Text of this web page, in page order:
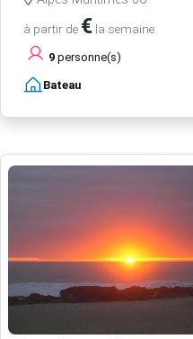
à partir de € la semaine
9 personne(s)
Bateau